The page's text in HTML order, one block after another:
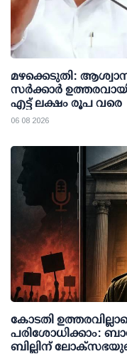
മഴക്കെടുതി:
സര്‍ക്കാര്‍
എട്ട് ലക്ഷം രൂപ വരെ
06 08 2026
കോടതി
പരിശോധിക്കാം:
ബില്ലിന്